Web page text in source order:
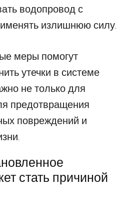
водопровод с
излишнюю силу.
меры помогут
утечки в системе
не только для
предотвращения
повреждений и
стать причиной